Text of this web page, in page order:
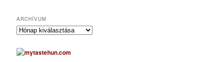
ARCHÍVUM
A
c
h